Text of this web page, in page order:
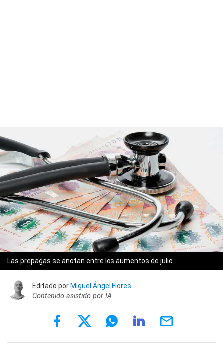
Las prepagas se anotan entre los aumentos de julio.
Editado porMiguel Ángel Flores
Contenido asistido por IA